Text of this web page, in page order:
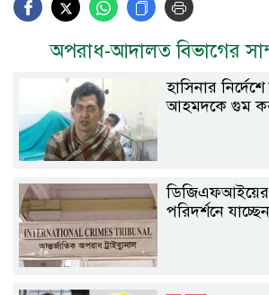
অপরাধ-আদালত বিভাগের
হাসিনার
আহমদকে গুম
ডিজিএফআইয়ের
পরিদর্শনে